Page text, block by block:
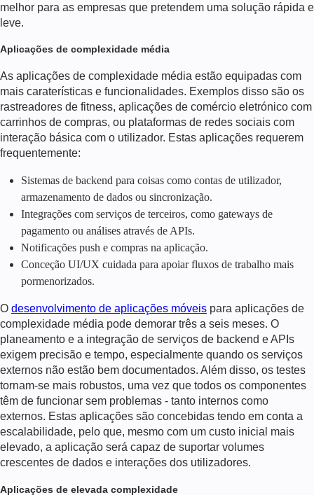
melhor para as empresas que pretendem uma solução rápida e
leve.
Aplicações de complexidade média
As aplicações de complexidade média estão equipadas com
mais caraterísticas e funcionalidades. Exemplos disso são os
rastreadores de fitness, aplicações de comércio eletrónico com
carrinhos de compras, ou plataformas de redes sociais com
interação básica com o utilizador. Estas aplicações requerem
frequentemente:
Sistemas de backend para coisas como contas de utilizador,
armazenamento de dados ou sincronização.
Integrações com serviços de terceiros, como gateways de
pagamento ou análises através de APIs.
Notificações push e compras na aplicação.
Conceção UI/UX cuidada para apoiar fluxos de trabalho mais
pormenorizados.
O desenvolvimento de aplicações móveis para aplicações de
complexidade média pode demorar três a seis meses. O
planeamento e a integração de serviços de backend e APIs
exigem precisão e tempo, especialmente quando os serviços
externos não estão bem documentados. Além disso, os testes
tornam-se mais robustos, uma vez que todos os componentes
têm de funcionar sem problemas - tanto internos como
externos. Estas aplicações são concebidas tendo em conta a
escalabilidade, pelo que, mesmo com um custo inicial mais
elevado, a aplicação será capaz de suportar volumes
crescentes de dados e interações dos utilizadores.
Aplicações de elevada complexidade